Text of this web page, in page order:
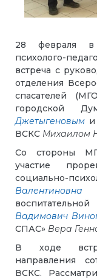
28 февраля в
психолого-
встреча с
отделения
спасателей
городской
Джетыгеновым
ВСКС Михаилом
Со стороны
участие
социально-
Валентиновна
Вадимович
СПАС» Вера
В ходе
направления
ВСКС.